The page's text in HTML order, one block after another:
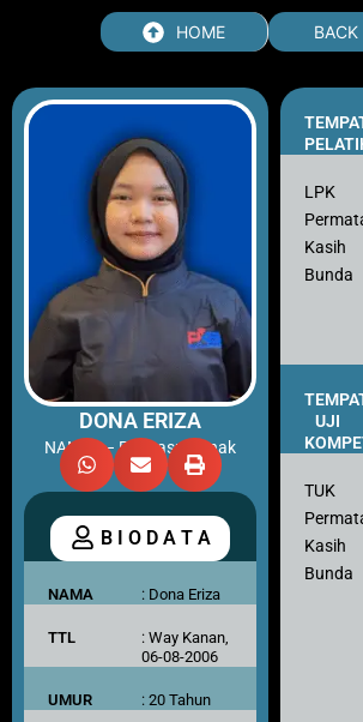
HOME BACK
DONA ERIZA
NANNY – Pengasuh Anak
B I O D A T A
NAMA : Dona Eriza
TTL
: Way Kanan,
06-08-2006
UMUR : 20 Tahun
LPK
Kasih
Bunda
UJI
TUK
Kasih
Bunda